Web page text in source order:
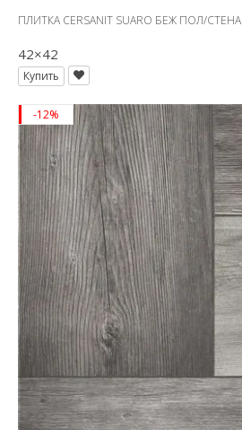
ПЛИТКА CERSANIT SUARO БЕЖ ПОЛ/СТЕНА
42×42
Купить
-12%